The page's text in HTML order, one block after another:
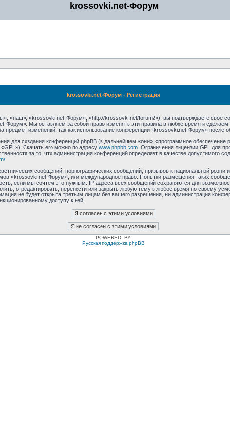
krossovki.net-Форум
krossovki.net-Форум - Регистрация
«наш», «krossovki.net-Форум», «http://krossovki.net/forum2»), вы подтверждаете своё
Форум». Мы оставляем за собой право изменять эти правила в любое время и
предмет изменений, так как использование конференции «krossovki.net-Форум» после
для создания конференций phpBB (в дальнейшем «они», «программное обеспечение
Скачать его можно по адресу www.phpbb.com. Ограничения лицензии GPL для
за то, что администрация конференций определяет в качестве допустимого
.
сообщений, порнографических сообщений, призывов к национальной
«krossovki.net-Форум», или международное право. Попытки размещения таких
если мы сочтём это нужным. IP-адреса всех сообщений сохраняются для
отредактировать, перенести или закрыть любую тему в любое время по своему
не будет открыта третьим лицам без вашего разрешения, ни администрация
доступу к ней.
POWERED_BY
Русская поддержка phpBB